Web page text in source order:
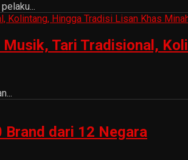
Tari Tradisional,
Brand dari 12 Negara